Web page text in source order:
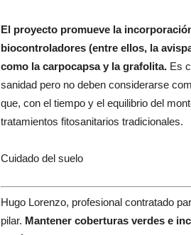
El proyecto promueve la
biocontroladores (entre ellos, la
como la carpocapsa y la grafolita. Es
sanidad pero no deben considerarse
que, con el tiempo y el equilibrio del
tratamientos fitosanitarios tradicionales.
Cuidado del suelo
Hugo Lorenzo, profesional contratado
pilar. Mantener coberturas verdes e